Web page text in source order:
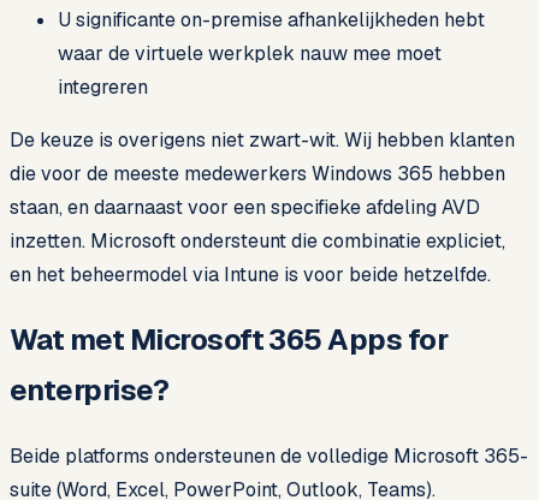
U significante on-premise afhankelijkheden hebt
waar de virtuele werkplek nauw mee moet
integreren
De keuze is overigens niet zwart-wit. Wij hebben klanten
die voor de meeste medewerkers Windows 365 hebben
staan, en daarnaast voor een specifieke afdeling AVD
inzetten. Microsoft ondersteunt die combinatie expliciet,
en het beheermodel via Intune is voor beide hetzelfde.
Wat met Microsoft 365 Apps for
enterprise?
Beide platforms ondersteunen de volledige Microsoft 365-
suite (Word, Excel, PowerPoint, Outlook, Teams).